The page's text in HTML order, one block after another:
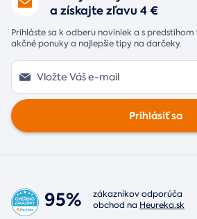
a získajte zľavu 4 €
Prihláste sa k odberu noviniek a s
akčné ponuky a najlepšie tipy na darčeky.
Prihlásiť sa
95%
zákazníkov odporúča
obchod na Heureka.sk